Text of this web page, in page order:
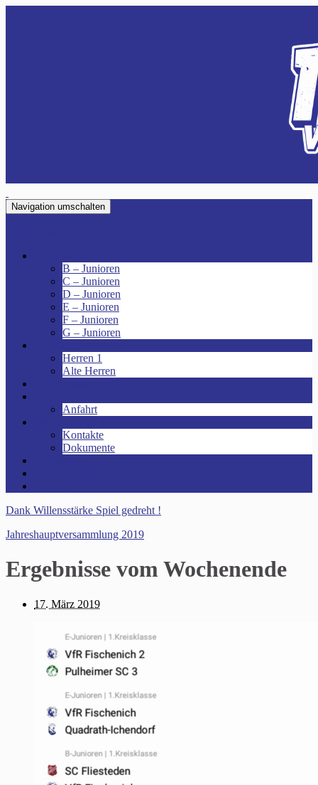
Navigation umschalten
B – Junioren
C – Junioren
D – Junioren
E – Junioren
F – Junioren
G – Junioren
Herren 1
Alte Herren
Anfahrt
Kontakte
Dokumente
Dank Willensstärke Spiel gedreht !
Jahreshauptversammlung 2019
Ergebnisse vom Wochenende
17. März 2019